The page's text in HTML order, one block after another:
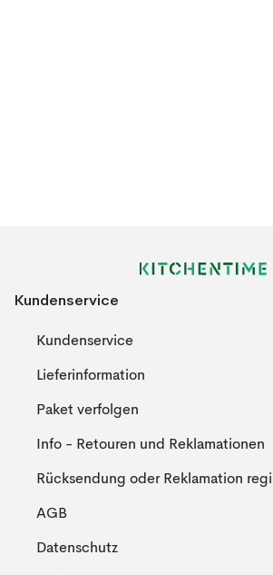
Kundenservice
Kundenservice
Lieferinformation
Paket verfolgen
Info - Retouren und Reklamationen
Rücksendung oder Reklamation
AGB
Datenschutz